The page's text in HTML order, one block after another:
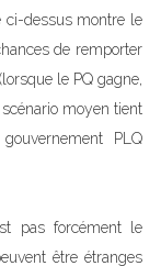
ci-dessus montre le
de remporter
le PQ gagne,
moyen tient
PLQ
pas forcément le
être étranges